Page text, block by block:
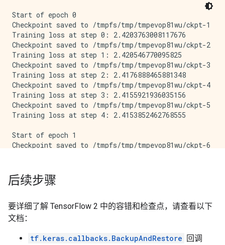
Start of epoch 0
Checkpoint saved to /tmpfs/tmp/tmpevop81wu/ckpt-1
Training loss at step 0: 2.4203763008117676
Checkpoint saved to /tmpfs/tmp/tmpevop81wu/ckpt-2
Training loss at step 1: 2.420546770095825
Checkpoint saved to /tmpfs/tmp/tmpevop81wu/ckpt-3
Training loss at step 2: 2.4176888465881348
Checkpoint saved to /tmpfs/tmp/tmpevop81wu/ckpt-4
Training loss at step 3: 2.4155921936035156
Checkpoint saved to /tmpfs/tmp/tmpevop81wu/ckpt-5
Training loss at step 4: 2.4153852462768555
Start of epoch 1
Checkpoint saved to /tmpfs/tmp/tmpevop81wu/ckpt-6
Training loss at step 1: 2.4105751514434814
Checkpoint saved to /tmpfs/tmp/tmpevop81wu/ckpt-8
Checkpoint saved to /tmpfs/tmp/tmpevop81wu/ckpt-9
Training loss at step 3: 2.407325029373169
Checkpoint saved to /tmpfs/tmp/tmpevop81wu/ckpt-10
Training loss at step 4: 2.406435489654541
后续步骤
要详细了解 TensorFlow 2 中的容错和检查点，请查看以下
文档：
tf.keras.callbacks.BackupAndRestore 回调